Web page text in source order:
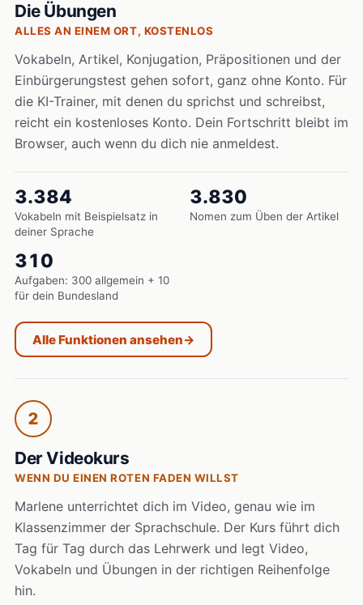
Die Übungen
ALLES AN EINEM ORT, KOSTENLOS
Vokabeln, Artikel, Konjugation, Präpositionen und der
Einbürgerungstest gehen sofort, ganz ohne Konto. Für
die KI-Trainer, mit denen du sprichst und schreibst,
reicht ein kostenloses Konto. Dein Fortschritt bleibt im
Browser, auch wenn du dich nie anmeldest.
3.384
Vokabeln mit Beispielsatz in
deiner Sprache
3.830
Nomen zum Üben der Artikel
310
Aufgaben: 300 allgemein + 10
für dein Bundesland
Alle Funktionen ansehen→
2
Der Videokurs
WENN DU EINEN ROTEN FADEN WILLST
Marlene unterrichtet dich im Video, genau wie im
Klassenzimmer der Sprachschule. Der Kurs führt dich
Tag für Tag durch das Lehrwerk und legt Video,
Vokabeln und Übungen in der richtigen Reihenfolge
hin.